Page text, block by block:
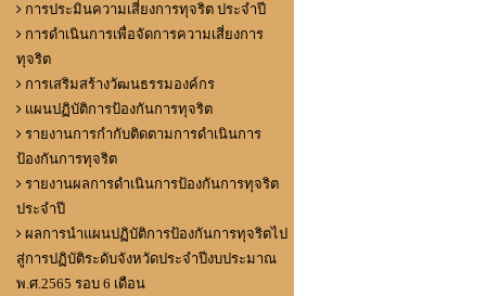
การประมินความเสี่ยงการทุจริต ประจำปี
การดำเนินการเพื่อจัดการความเสี่ยงการ
ทุจริต
การเสริมสร้างวัฒนธรรมองค์กร
แผนปฏิบัติการป้องกันการทุจริต
รายงานการกำกับติดตามการดำเนินการ
ป้องกันการทุจริต
รายงานผลการดำเนินการป้องกันการทุจริต
ประจำปี
ผลการนำแผนปฏิบัติการป้องกันการทุจริตไป
สู่การปฏิบัติระดับจังหวัดประจำปีงบประมาณ
พ.ศ.2565 รอบ 6 เดือน